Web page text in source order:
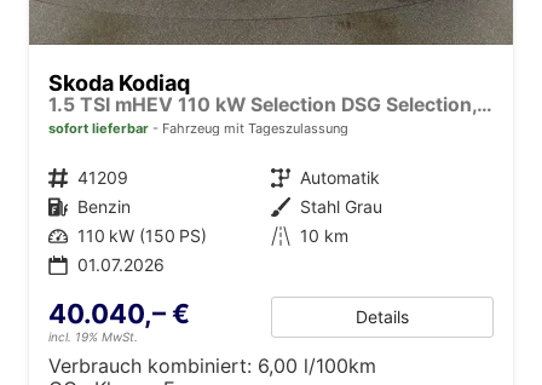
Skoda Kodiaq
1.5 TSI mHEV 110 kW Selection DSG Selection, AHK, Navi, Side, Kamera, Winter, 4 J.- Garantie
sofort lieferbar Fahrzeug mit Tageszulassung
Fahrzeugnr. 41209 Getriebe Automatik
Kraftstoff Benzin Außenfarbe Stahl Grau
Leistung 110 kW (150 PS) Kilometerstand 10 km
01.07.2026
40.040,– €
incl. 19% MwSt.
Details
Verbrauch kombiniert: 6,00 l/100km